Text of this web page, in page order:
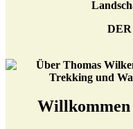
Willkommen